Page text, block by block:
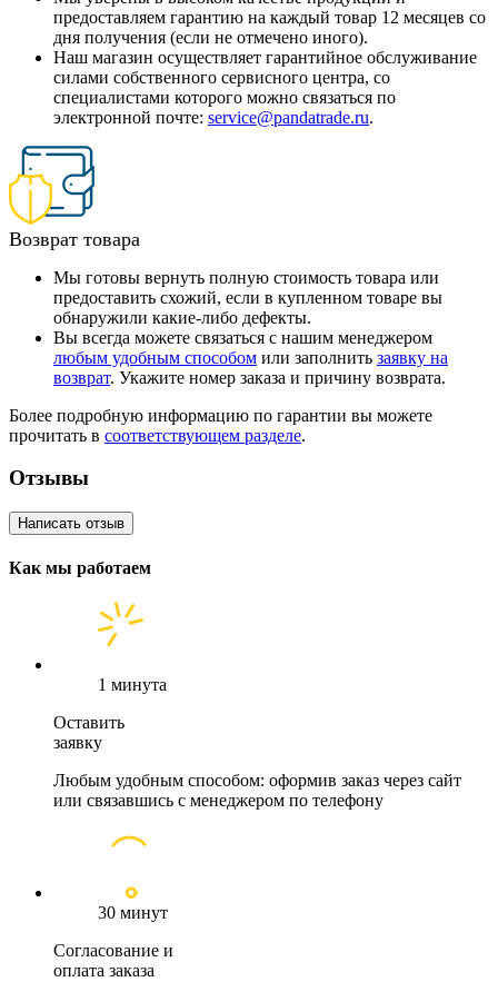
предоставляем гарантию на каждый товар 12 месяцев со
дня получения (если не отмечено иного).
Наш магазин осуществляет гарантийное обслуживание
силами собственного сервисного центра, со
специалистами которого можно связаться по
электронной почте: service@pandatrade.ru.
Возврат товара
Мы готовы вернуть полную стоимость товара или
предоставить схожий, если в купленном товаре вы
обнаружили какие-либо дефекты.
Вы всегда можете связаться с нашим менеджером
любым удобным способом или заполнить заявку на
возврат. Укажите номер заказа и причину возврата.
Более подробную информацию по гарантии вы можете
прочитать в соответствующем разделе.
Отзывы
Написать отзыв
Как мы работаем
1 минута
Оставить
заявку
Любым удобным способом: оформив заказ через сайт
или связавшись с менеджером по телефону
30 минут
Согласование и
оплата заказа